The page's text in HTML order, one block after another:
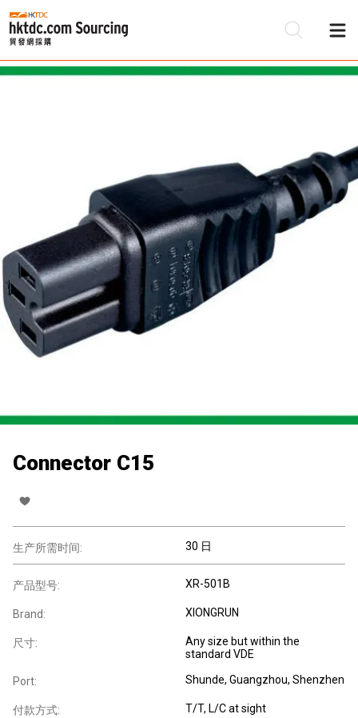
Connector C15
生产所需时间: 30 日
产品型号: XR-501B
Brand: XIONGRUN
尺寸:
Any size but within the
standard VDE
Port: Shunde, Guangzhou, Shenzhen
付款方式: T/T, L/C at sight